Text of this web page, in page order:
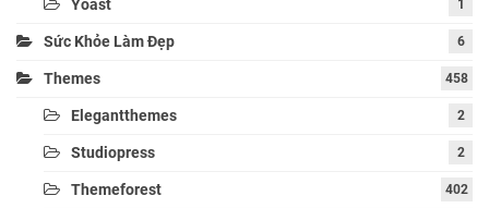
Yoast 1
Sức Khỏe Làm Đẹp 6
Themes 458
Elegantthemes 2
Studiopress 2
Themeforest 402